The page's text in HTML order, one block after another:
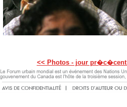
<< Photos - jour